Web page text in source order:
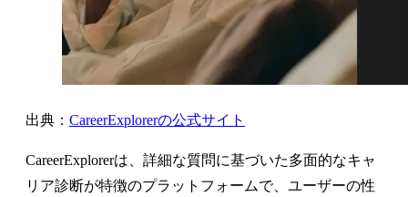
出典： CareerExplorerの公式サイト
CareerExplorerは、詳細な質問に基づいた多面的なキャ
リア診断が特徴のプラットフォームで、ユーザーの性